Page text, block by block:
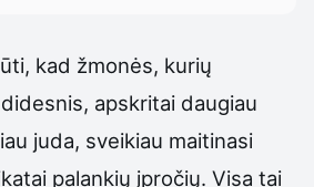
kad žmonės, kurių
apskritai daugiau
juda, sveikiau maitinasi
palankių įpročių. Visa tai